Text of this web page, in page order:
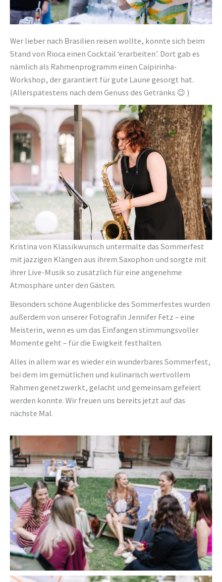
Wer lieber nach Brasilien reisen wollte, konnte sich beim
Stand von Rioca einen Cocktail ‘erarbeiten’. Dort gab es
nämlich als Rahmenprogramm einen Caipirinha-
Workshop, der garantiert für gute Laune gesorgt hat.
(Allerspätestens nach dem Genuss des Getränks 😉 )
Kristina von Klassikwunsch untermalte das Sommerfest
mit jazzigen Klängen aus ihrem Saxophon und sorgte mit
ihrer Live-Musik so zusätzlich für eine angenehme
Atmosphäre unter den Gästen.
Besonders schöne Augenblicke des Sommerfestes wurden
außerdem von unserer Fotografin Jennifer Fetz – eine
Meisterin, wenn es um das Einfangen stimmungsvoller
Momente geht – für die Ewigkeit festhalten.
Alles in allem war es wieder ein wunderbares Sommerfest,
bei dem im gemütlichen und kulinarisch wertvollem
Rahmen genetzwerkt, gelacht und gemeinsam gefeiert
werden konnte. Wir freuen uns bereits jetzt auf das
nächste Mal.